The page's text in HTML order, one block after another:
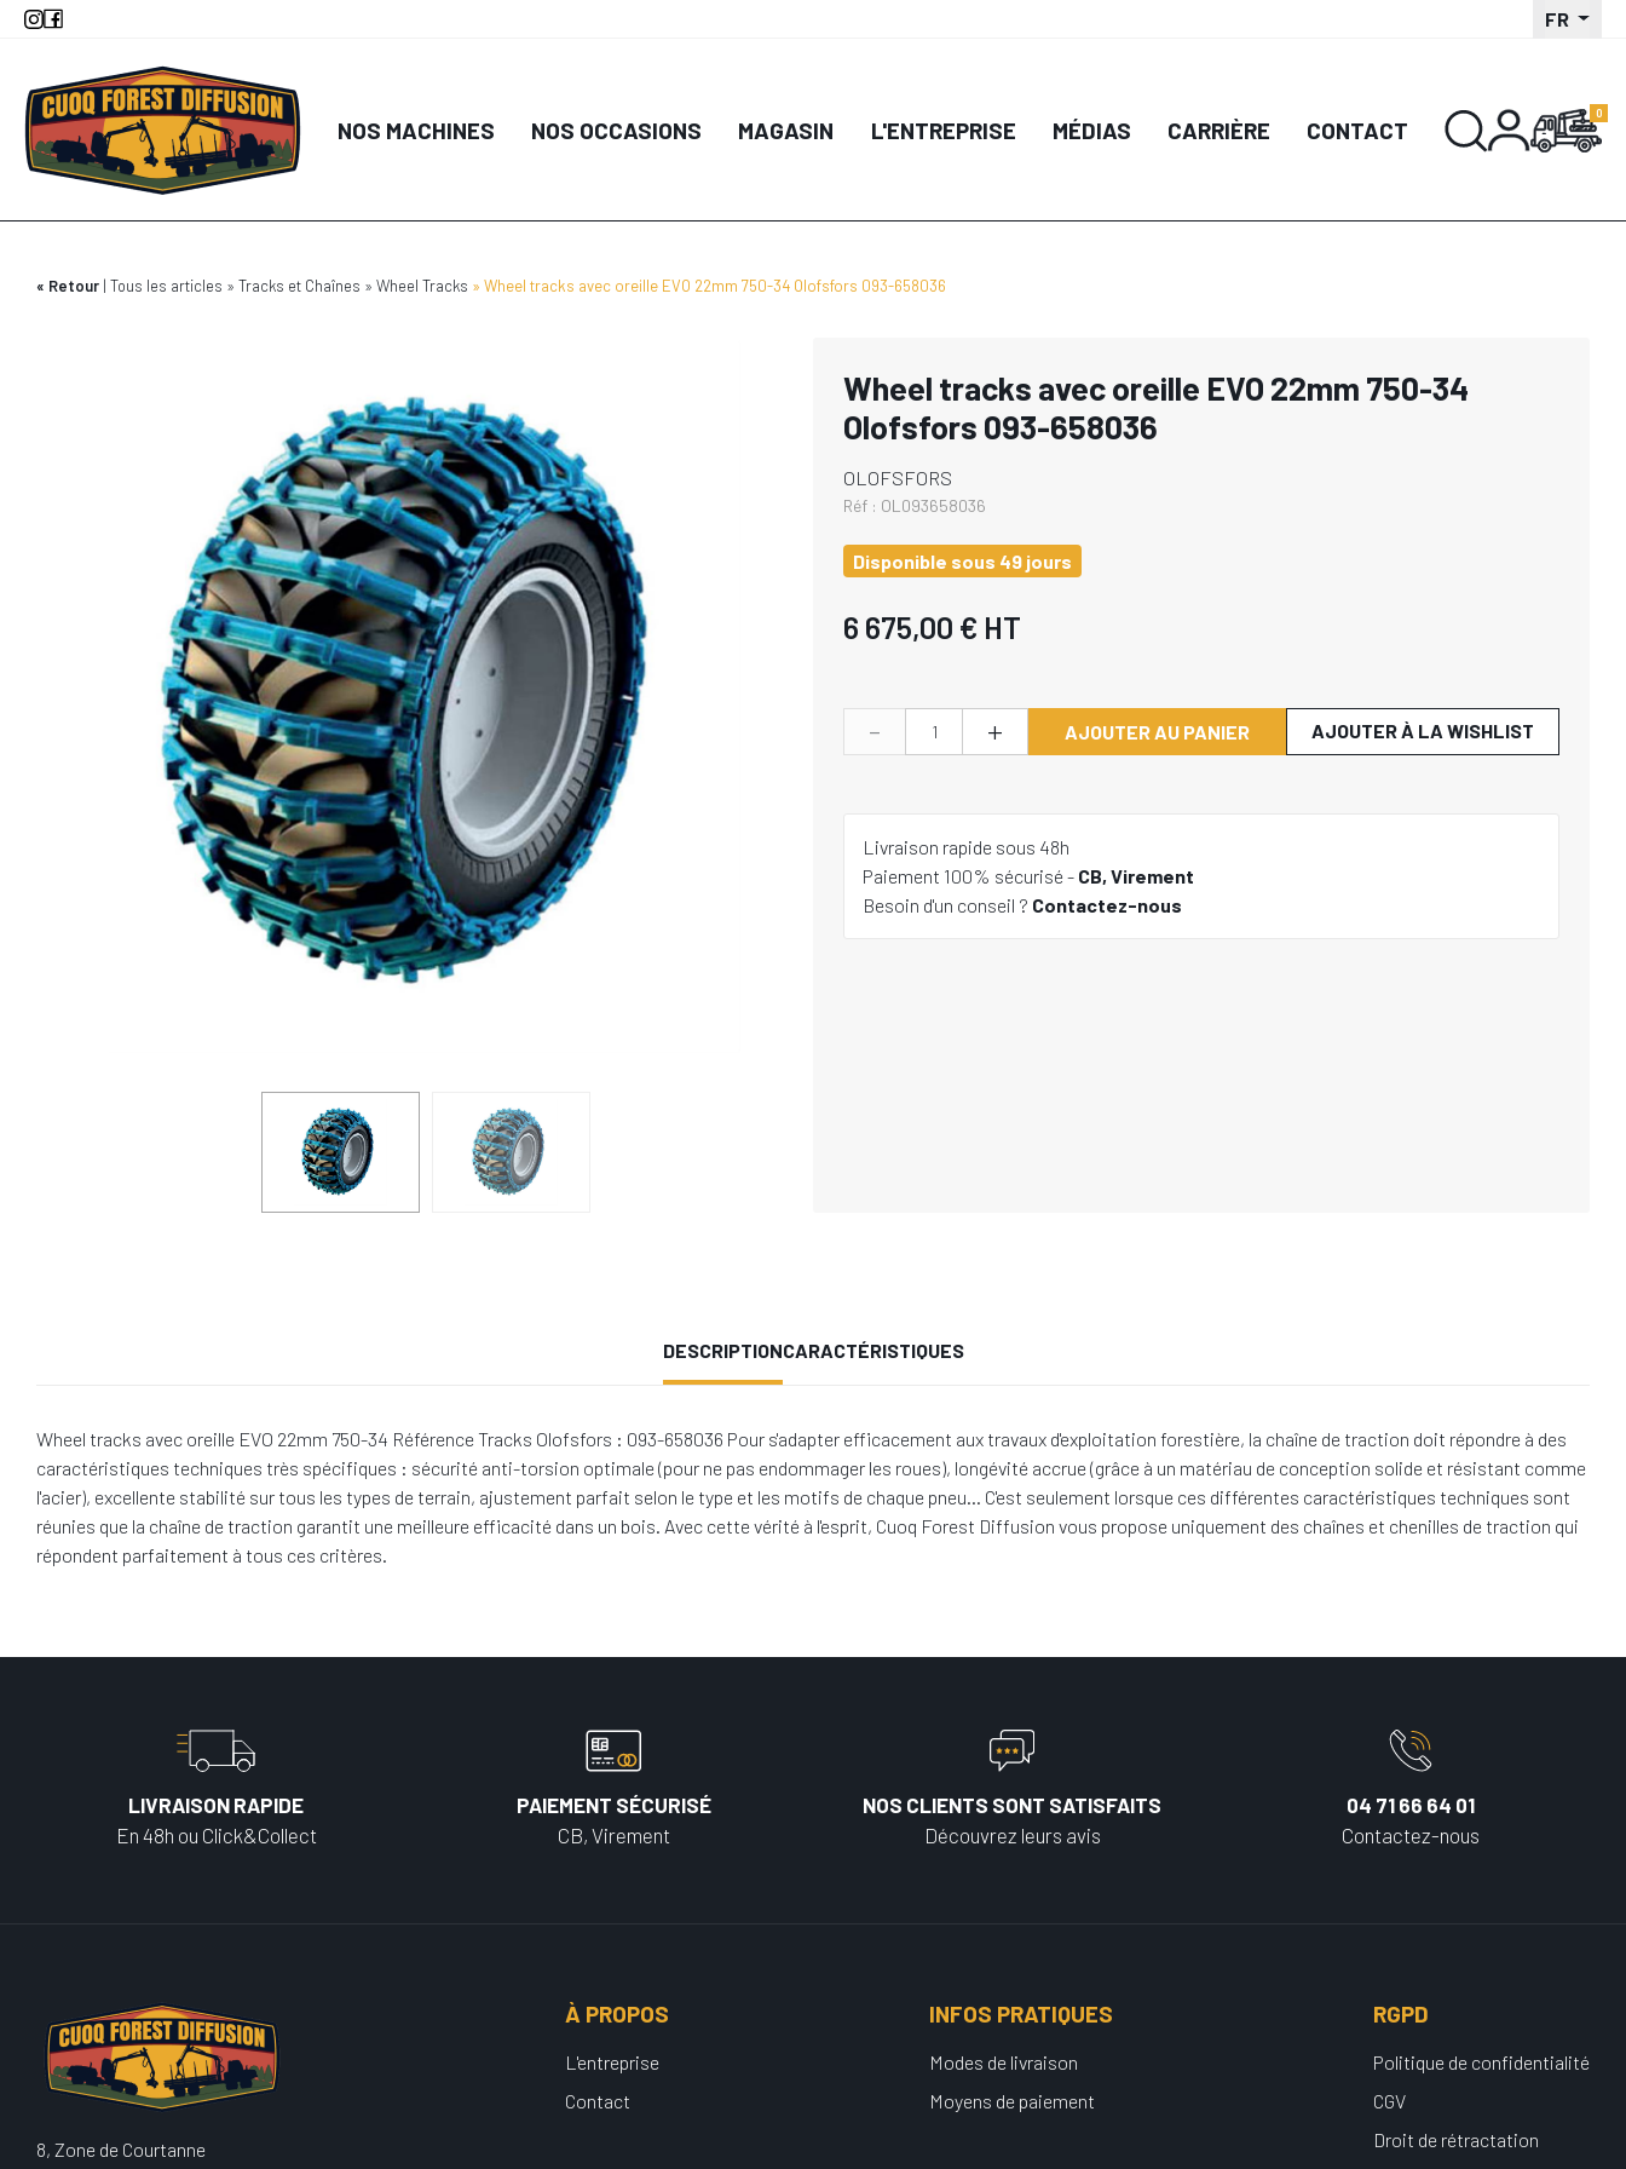
Aller
principal
FR
NOS MACHINES NOS OCCASIONS MAGASIN L'ENTREPRISE MÉDIAS CARRIÈRE CONTACT
Retour Tous les articles Tracks et Chaînes Wheel Tracks Wheel tracks avec oreille EVO 22mm 750-34 Olofsfors 093-658036
Wheel tracks avec oreille EVO 22mm 750-34
Olofsfors 093-658036
OLOFSFORS
Réf : OL093658036
Disponible sous 49 jours
6 675,00 € HT
- + AJOUTER AU PANIER AJOUTER À LA WISHLIST
Livraison rapide sous 48h
Paiement 100% sécurisé - CB, Virement
Besoin d'un conseil ? Contactez-nous
DESCRIPTIONCARACTÉRISTIQUES
Wheel tracks avec oreille EVO 22mm 750-34 Référence Tracks Olofsfors : 093-658036 Pour s'adapter efficacement aux travaux d'exploitation forestière, la chaîne de traction doit répondre à des
caractéristiques techniques très spécifiques : sécurité anti-torsion optimale (pour ne pas endommager les roues), longévité accrue (grâce à un matériau de conception solide et résistant comme
l'acier), excellente stabilité sur tous les types de terrain, ajustement parfait selon le type et les motifs de chaque pneu… C'est seulement lorsque ces différentes caractéristiques techniques sont
réunies que la chaîne de traction garantit une meilleure efficacité dans un bois. Avec cette vérité à l'esprit, Cuoq Forest Diffusion vous propose uniquement des chaînes et chenilles de traction qui
répondent parfaitement à tous ces critères.
LIVRAISON RAPIDE
En 48h ou Click&Collect
PAIEMENT SÉCURISÉ
CB, Virement
NOS CLIENTS SONT SATISFAITS
Découvrez leurs avis
04 71 66 64 01
Contactez-nous
8, Zone de Courtanne
À PROPOS
L'entreprise
Contact
INFOS PRATIQUES
Modes de livraison
Moyens de paiement
RGPD
Politique de confidentialité
CGV
Droit de rétractation